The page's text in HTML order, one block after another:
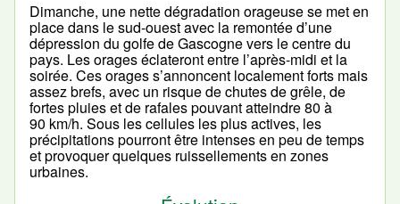
Dimanche, une nette dégradation orageuse se met en
place dans le sud-ouest avec la remontée d’une
dépression du golfe de Gascogne vers le centre du
pays. Les orages éclateront entre l’après-midi et la
soirée. Ces orages s’annoncent localement forts mais
assez brefs, avec un risque de chutes de grêle, de
fortes pluies et de rafales pouvant atteindre 80 à
90 km/h. Sous les cellules les plus actives, les
précipitations pourront être intenses en peu de temps
et provoquer quelques ruissellements en zones
urbaines.